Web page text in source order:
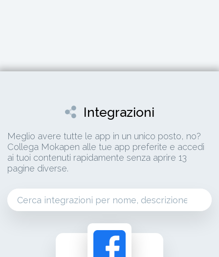
Integrazioni
Meglio avere tutte le app in un unico posto, no?
Collega Mokapen alle tue app preferite e accedi
ai tuoi contenuti rapidamente senza aprire 13
pagine diverse.
facebook ads connetti i tuoi facebook ads
advertising